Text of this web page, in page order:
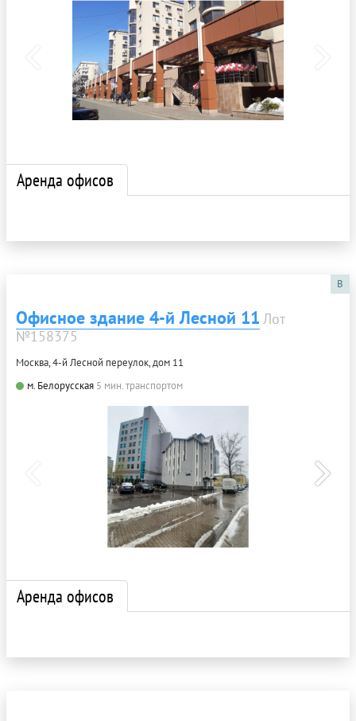
Аренда офисов
B
Офисное здание 4-й Лесной 11 Лот
№158375
Москва, 4-й Лесной переулок, дом 11
м. Белорусская 5 мин. транспортом
Аренда офисов